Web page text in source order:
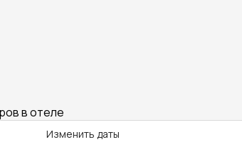
в отеле
Изменить даты